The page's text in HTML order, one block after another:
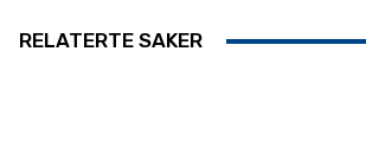
RELATERTE SAKER